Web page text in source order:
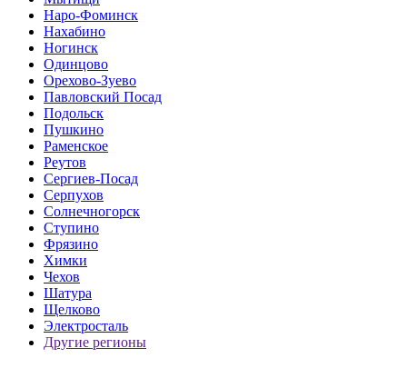
Наро-Фоминск
Нахабино
Ногинск
Одинцово
Орехово-Зуево
Павловский Посад
Подольск
Пушкино
Раменское
Реутов
Сергиев-Посад
Серпухов
Солнечногорск
Ступино
Фрязино
Химки
Чехов
Шатура
Щелково
Электросталь
Другие регионы